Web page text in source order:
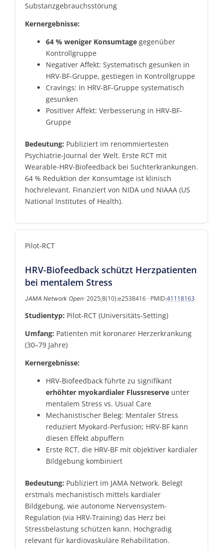
Substanzgebrauchsstörung
Kernergebnisse:
64 % weniger Konsumtagegegenüber
Kontrollgruppe
Negativer Affekt: Systematisch gesunken in
HRV-BF-Gruppe, gestiegen in Kontrollgruppe
Cravings: In HRV-BF-Gruppe systematisch
gesunken
Positiver Affekt: Verbesserung in HRV-BF-
Gruppe
Bedeutung: Publiziert im renommiertesten
Psychiatrie-Journal der Welt. Erste RCT mit
Wearable-HRV-Biofeedback bei Suchterkrankungen.
64 % Reduktion der Konsumtage ist klinisch
hochrelevant. Finanziert von NIDA und NIAAA (US
National Institutes of Health).
Pilot-RCT
HRV-Biofeedback schützt Herzpatienten
bei mentalem Stress
JAMA Network Open· 2025;8(10):e2538416 · PMID:41118163
Studientyp: Pilot-RCT (Universitäts-Setting)
Umfang: Patienten mit koronarer Herzerkrankung
(30–79 Jahre)
Kernergebnisse:
HRV-Biofeedback führte zu signifikant
erhöhter myokardialer Flussreserveunter
mentalem Stress vs. Usual Care
Mechanistischer Beleg: Mentaler Stress
reduziert Myokard-Perfusion; HRV-BF kann
diesen Effekt abpuffern
Erste RCT, die HRV-BF mit objektiver kardialer
Bildgebung kombiniert
Bedeutung: Publiziert im JAMA Network. Belegt
erstmals mechanistisch mittels kardialer
Bildgebung, wie autonome Nervensystem-
Regulation (via HRV-Training) das Herz bei
Stressbelastung schützen kann. Hochgradig
relevant für kardiovaskuläre Rehabilitation.